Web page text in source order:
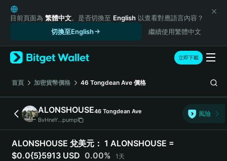
English
日本語
Русский
Español (Latinoamérica)
Türkçe
Italiano
Deutsch
简体中文
繁體中文
Português (Portugal)
Bahasa Indonesia
目前頁面為 繁體中文。是否切換至 English 以查看對應語言內容？
切換至English
繼續使用繁體中文
立即下載
首頁 加密貨幣價格 46 Tongdean Ave 價格
ALONSHOUSE46 Tongdean Ave
BvHneY...pump
風險
ALONSHOUSE 兌美元： 1 ALONSHOUSE =
$0.0{5}5913 USD 0.00% 1天